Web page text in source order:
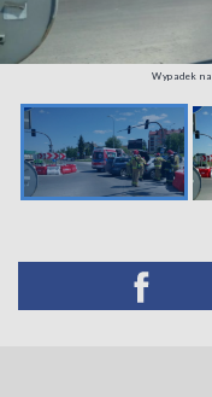
Wypadek